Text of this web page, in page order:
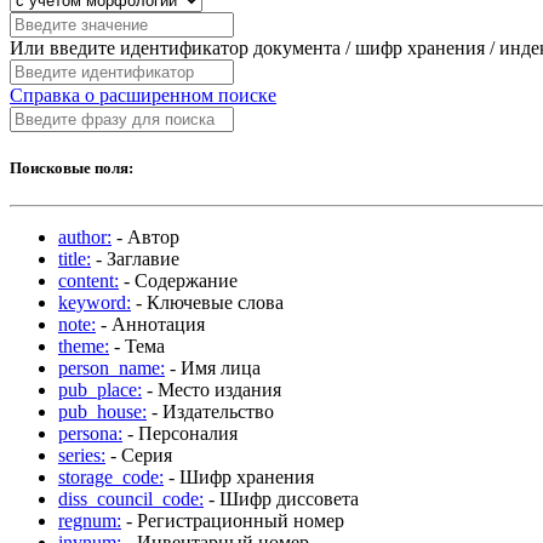
Или введите идентификатор документа / шифр хранения /
Справка о расширенном поиске
Поисковые поля:
author: - Автор
title: - Заглавие
content: - Содержание
keyword: - Ключевые слова
note: - Аннотация
theme: - Тема
person_name: - Имя лица
pub_place: - Место издания
pub_house: - Издательство
persona: - Персоналия
series: - Серия
storage_code: - Шифр хранения
diss_council_code: - Шифр диссовета
regnum: - Регистрационный номер